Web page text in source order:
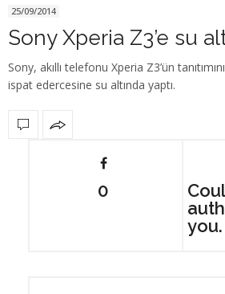
25/09/2014
Sony Xperia Z3’e su
Sony, akıllı telefonu Xperia Z3’ün
ispat edercesine su altında yaptı.
0
you.